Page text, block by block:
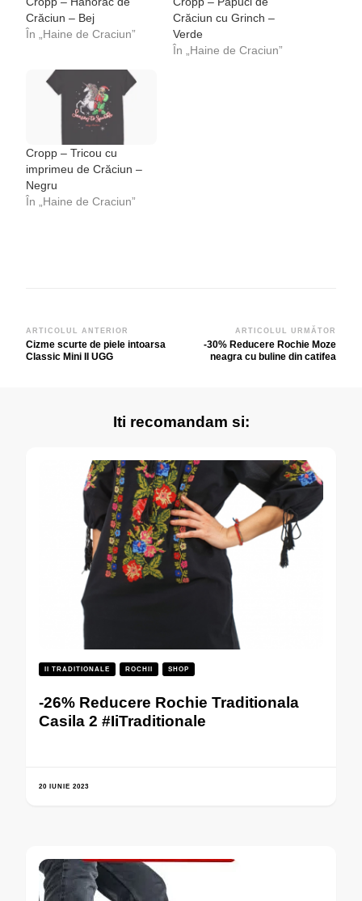
Crăciun – Bej
În „Haine de Craciun”
Crăciun cu Grinch –
Verde
În „Haine de Craciun”
Cropp – Tricou cu
imprimeu de Crăciun –
Negru
În „Haine de Craciun”
Navigare
în
ARTICOLUL ANTERIOR
Cizme scurte de piele intoarsa
Classic Mini II UGG
ARTICOLUL URMĂTOR
-30% Reducere Rochie Moze
neagra cu buline din catifea
Iti recomandam si:
II TRADITIONALE ROCHII SHOP
-26% Reducere Rochie Traditionala
Casila 2 #IiTraditionale
20 IUNIE 2023